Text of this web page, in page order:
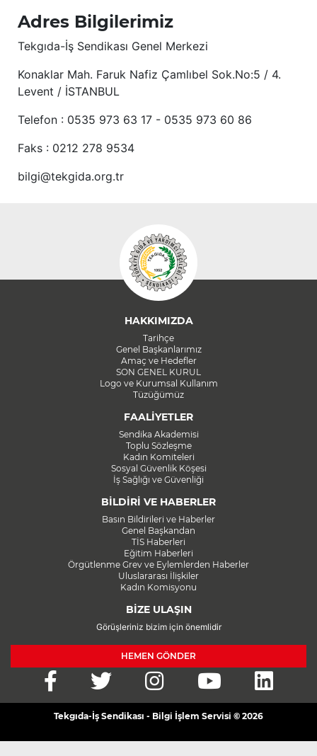
Adres Bilgilerimiz
Tekgıda-İş Sendikası Genel Merkezi
Konaklar Mah. Faruk Nafiz Çamlıbel Sok.No:5 / 4.
Levent / İSTANBUL
Telefon : 0535 973 63 17 - 0535 973 60 86
Faks : 0212 278 9534
bilgi@tekgida.org.tr
HAKKIMIZDA
Tarihçe
Genel Başkanlarımız
Amaç ve Hedefler
SON GENEL KURUL
Logo ve Kurumsal Kullanım
Tüzüğümüz
FAALİYETLER
Sendika Akademisi
Toplu Sözleşme
Kadın Komiteleri
Sosyal Güvenlik Köşesi
İş Sağlığı ve Güvenliği
BİLDİRİ VE HABERLER
Basın Bildirileri ve Haberler
Genel Başkandan
TİS Haberleri
Eğitim Haberleri
Örgütlenme Grev ve Eylemlerden Haberler
Uluslararası İlişkiler
Kadın Komisyonu
BİZE ULAŞIN
Görüşleriniz bizim için önemlidir
HEMEN GÖNDER
Tekgıda-İş Sendikası - Bilgi İşlem Servisi © 2026